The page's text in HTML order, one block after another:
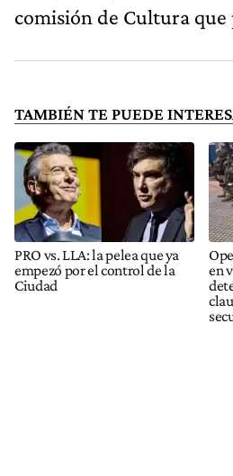
comisión de Cultura que
TAMBIÉN TE PUEDE
PRO vs. LLA: la pelea que ya
empezó por el control de la
Ciudad
en